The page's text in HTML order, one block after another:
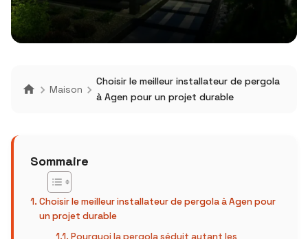
Maison
Choisir le meilleur installateur de pergola
à Agen pour un projet durable
Sommaire
Choisir le meilleur installateur de pergola à Agen pour
un projet durable
Pourquoi la pergola séduit autant les